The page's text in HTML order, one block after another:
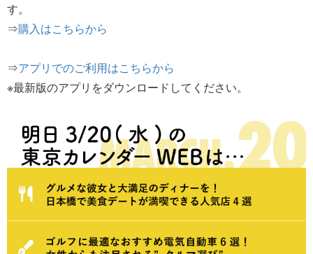
す。
⇒購入はこちらから
⇒アプリでのご利用はこちらから
※最新版のアプリをダウンロードしてください。